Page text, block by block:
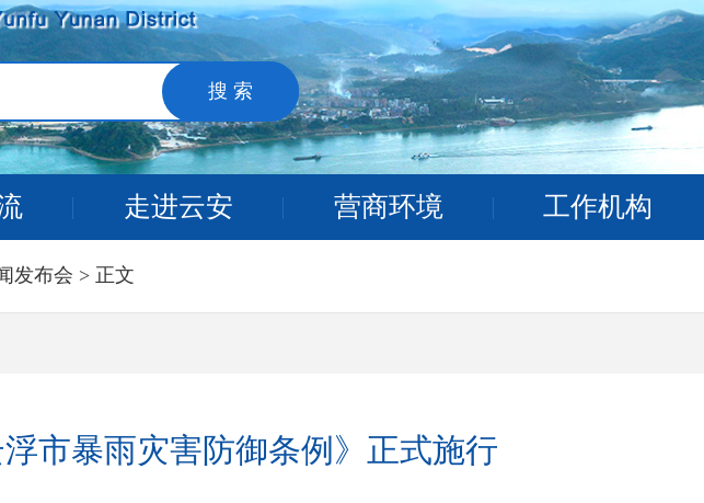
搜 索
走进云安 营商环境 工作机构
发布会 > 正文
市暴雨灾害防御条例》正式施行